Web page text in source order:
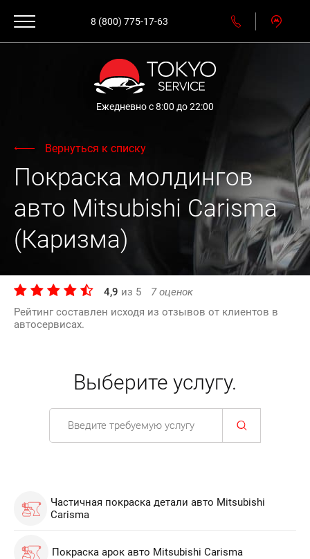
8 (800) 775-17-63
Ежедневно с 8:00 до 22:00
Вернуться к списку
Покраска молдингов
авто Mitsubishi Carisma
(Каризма)
4,9 из 5 7оценок
Рейтинг составлен исходя из отзывов от клиентов в
автосервисах.
Выберите услугу.
Частичная покраска детали авто Mitsubishi
Carisma
Покраска арок авто Mitsubishi Carisma